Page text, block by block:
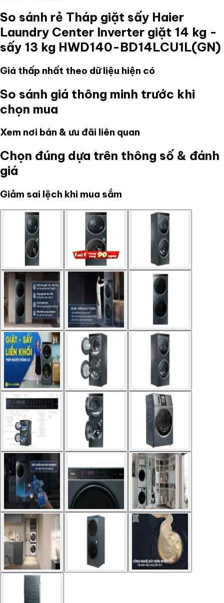
So sánh rẻ Tháp giặt sấy Haier
Laundry Center Inverter giặt 14 kg -
sấy 13 kg HWD140-BD14LCU1L(GN)
Giá thấp nhất theo dữ liệu hiện có
So sánh giá thông minh trước khi
chọn mua
Xem nơi bán & ưu đãi liên quan
Chọn đúng dựa trên thông số & đánh
giá
Giảm sai lệch khi mua sắm